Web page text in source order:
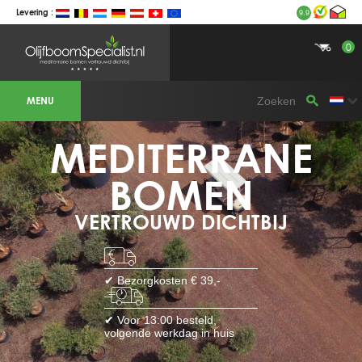
Levering : 9.9
BOTANICALGROUP WERKGEBIEDEN &
WEBSITES
OLIJFBOOMSPECIALIST.NL
OLIJFBOOMSPECIALIST.BE
LESPECIALISTEDESOLIVIERS.FR
OLIVENBAUM.DE
DRZEWAOLIWNE.PL
OLIVETREESPECIALIST.COM
Bomen
BOMEN.NL
GROENBLIJVENDEBOMEN.NL
GROENBLIJVENDEBOMEN.BE
PALMBOMENSPECIALIST.NL
IMMERGRUENEBAEUME.DE
Botanicalgroup
BOTANICALGROUP.EU
BOTANICALGROUP.DE
BOTANICALGROUP.BE
0
MENU
MEDITERRANE
BOMEN
VERTROUWD DICHTBIJ
✔ Bezorgkosten € 39,-
✔ Voor 13:00 besteld,
volgende werkdag in huis